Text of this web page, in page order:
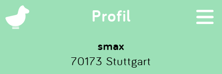
Profil ×
Suchen
smax
70173 Stuttgart